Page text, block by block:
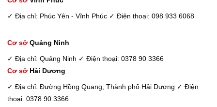
✓ Địa chỉ: Phúc Yên - Vĩnh Phúc ✓ Điện thoại: 098 933 6068
Cơ sở Quảng Ninh
✓ Địa chỉ: Quảng Ninh ✓ Điện thoại: 0378 90 3366
Cơ sở Hải Dương
✓ Địa chỉ: Đường Hồng Quang; Thành phố Hải Dương ✓ Điện
thoại: 0378 90 3366